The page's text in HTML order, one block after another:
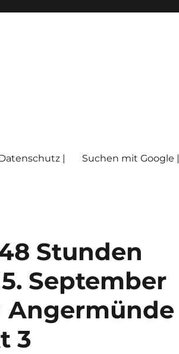
| Suchen mit Google |
Stunden
September
Angermünde
3